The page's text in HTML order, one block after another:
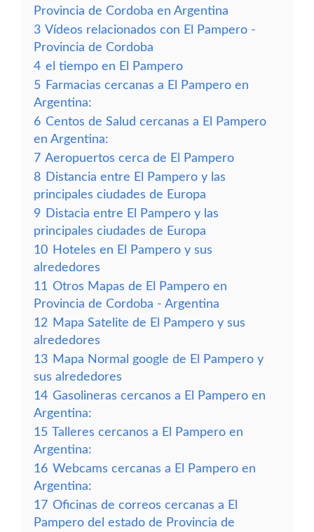
Provincia de Cordoba en Argentina
3 Vídeos relacionados con El Pampero -
Provincia de Cordoba
4 el tiempo en El Pampero
5 Farmacias cercanas a El Pampero en
Argentina:
6 Centos de Salud cercanas a El Pampero
en Argentina:
7 Aeropuertos cerca de El Pampero
8 Distancia entre El Pampero y las
principales ciudades de Europa
9 Distacia entre El Pampero y las
principales ciudades de Europa
10 Hoteles en El Pampero y sus
alrededores
11 Otros Mapas de El Pampero en
Provincia de Cordoba - Argentina
12 Mapa Satelite de El Pampero y sus
alrededores
13 Mapa Normal google de El Pampero y
sus alrededores
14 Gasolineras cercanos a El Pampero en
Argentina:
15 Talleres cercanos a El Pampero en
Argentina:
16 Webcams cercanas a El Pampero en
Argentina:
17 Oficinas de correos cercanas a El
Pampero del estado de Provincia de